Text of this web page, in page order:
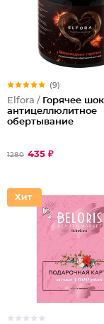
(9)
Elfora / Горячее
антицеллюлитное
обертывание
1280 435 ₽